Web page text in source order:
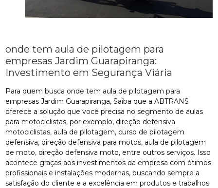
onde tem aula de pilotagem para
empresas Jardim Guarapiranga:
Investimento em Segurança Viária
Para quem busca onde tem aula de pilotagem para
empresas Jardim Guarapiranga, Saiba que a ABTRANS
oferece a solução que você precisa no segmento de aulas
para motociclistas, por exemplo, direção defensiva
motociclistas, aula de pilotagem, curso de pilotagem
defensiva, direção defensiva para motos, aula de pilotagem
de moto, direção defensiva moto, entre outros serviços. Isso
acontece graças aos investimentos da empresa com ótimos
profissionais e instalações modernas, buscando sempre a
satisfação do cliente e a excelência em produtos e trabalhos.